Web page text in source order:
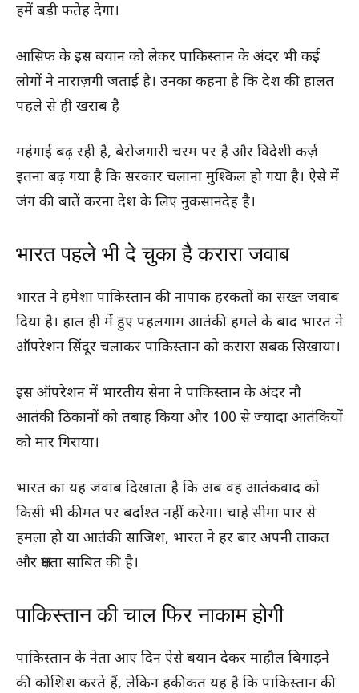
हमें बड़ी फतेह देगा।
आसिफ के इस बयान को लेकर पाकिस्तान के अंदर भी कई
लोगों ने नाराज़गी जताई है। उनका कहना है कि देश की हालत
पहले से ही खराब है
महंगाई बढ़ रही है, बेरोजगारी चरम पर है और विदेशी कर्ज़
इतना बढ़ गया है कि सरकार चलाना मुश्किल हो गया है। ऐसे में
जंग की बातें करना देश के लिए नुकसानदेह है।
भारत पहले भी दे चुका है करारा जवाब
भारत ने हमेशा पाकिस्तान की नापाक हरकतों का सख्त जवाब
दिया है। हाल ही में हुए पहलगाम आतंकी हमले के बाद भारत ने
ऑपरेशन सिंदूर चलाकर पाकिस्तान को करारा सबक सिखाया।
इस ऑपरेशन में भारतीय सेना ने पाकिस्तान के अंदर नौ
आतंकी ठिकानों को तबाह किया और 100 से ज्यादा आतंकियों
को मार गिराया।
भारत का यह जवाब दिखाता है कि अब वह आतंकवाद को
किसी भी कीमत पर बर्दाश्त नहीं करेगा। चाहे सीमा पार से
हमला हो या आतंकी साजिश, भारत ने हर बार अपनी ताकत
और क्षमता साबित की है।
पाकिस्तान की चाल फिर नाकाम होगी
पाकिस्तान के नेता आए दिन ऐसे बयान देकर माहौल बिगाड़ने
की कोशिश करते हैं, लेकिन हकीकत यह है कि पाकिस्तान की